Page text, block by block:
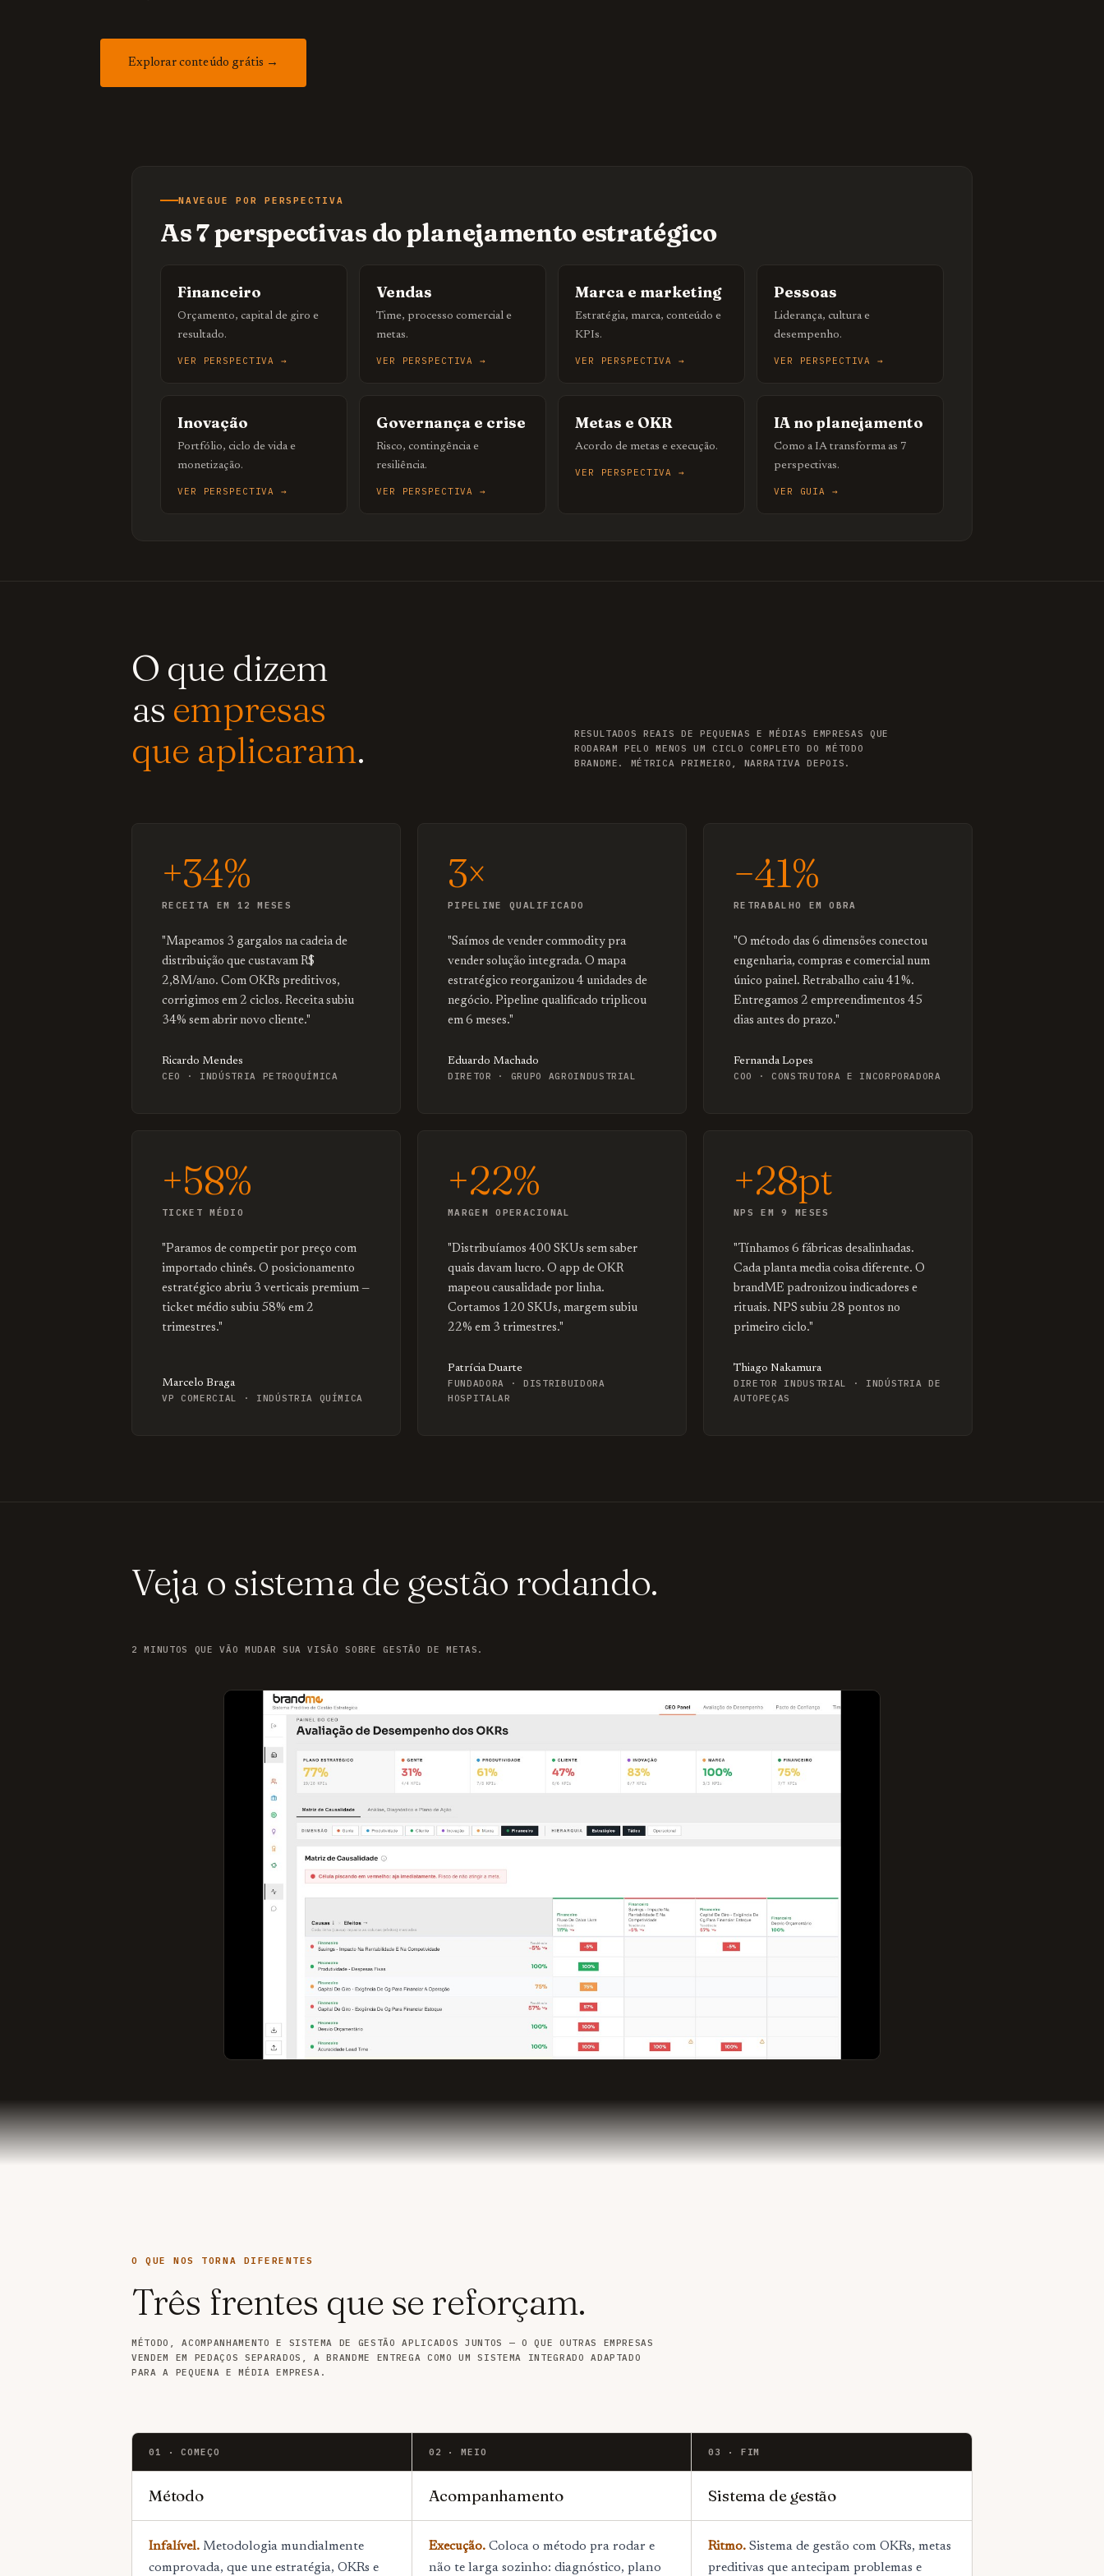
Explorar conteúdo grátis →
NAVEGUE POR PERSPECTIVA
As 7 perspectivas do planejamento estratégico
Financeiro
Orçamento, capital de giro e
resultado.
VER PERSPECTIVA →
Vendas
Time, processo comercial e
metas.
VER PERSPECTIVA →
Marca e marketing
Estratégia, marca, conteúdo e
KPIs.
VER PERSPECTIVA →
Pessoas
Liderança, cultura e
desempenho.
VER PERSPECTIVA →
Inovação
Portfólio, ciclo de vida e
monetização.
VER PERSPECTIVA →
Governança e crise
Risco, contingência e
resiliência.
VER PERSPECTIVA →
Metas e OKR
Acordo de metas e execução.
VER PERSPECTIVA →
IA no planejamento
Como a IA transforma as 7
perspectivas.
VER GUIA →
O que dizem
as empresas
que aplicaram.
RESULTADOS REAIS DE PEQUENAS E MÉDIAS EMPRESAS QUE
RODARAM PELO MENOS UM CICLO COMPLETO DO MÉTODO
BRANDME. MÉTRICA PRIMEIRO, NARRATIVA DEPOIS.
+34%
RECEITA EM 12 MESES
"Mapeamos 3 gargalos na cadeia de
distribuição que custavam R$
2,8M/ano. Com OKRs preditivos,
corrigimos em 2 ciclos. Receita subiu
34% sem abrir novo cliente."
Ricardo Mendes
CEO · INDÚSTRIA PETROQUÍMICA
3×
PIPELINE QUALIFICADO
"Saímos de vender commodity pra
vender solução integrada. O mapa
estratégico reorganizou 4 unidades de
negócio. Pipeline qualificado triplicou
em 6 meses."
Eduardo Machado
DIRETOR · GRUPO AGROINDUSTRIAL
−41%
RETRABALHO EM OBRA
"O método das 6 dimensões conectou
engenharia, compras e comercial num
único painel. Retrabalho caiu 41%.
Entregamos 2 empreendimentos 45
dias antes do prazo."
Fernanda Lopes
COO · CONSTRUTORA E INCORPORADORA
+58%
TICKET MÉDIO
"Paramos de competir por preço com
importado chinês. O posicionamento
estratégico abriu 3 verticais premium —
ticket médio subiu 58% em 2
trimestres."
Marcelo Braga
VP COMERCIAL · INDÚSTRIA QUÍMICA
+22%
MARGEM OPERACIONAL
"Distribuíamos 400 SKUs sem saber
quais davam lucro. O app de OKR
mapeou causalidade por linha.
Cortamos 120 SKUs, margem subiu
22% em 3 trimestres."
Patrícia Duarte
FUNDADORA · DISTRIBUIDORA
HOSPITALAR
+28pt
NPS EM 9 MESES
"Tínhamos 6 fábricas desalinhadas.
Cada planta media coisa diferente. O
brandME padronizou indicadores e
rituais. NPS subiu 28 pontos no
primeiro ciclo."
Thiago Nakamura
DIRETOR INDUSTRIAL · INDÚSTRIA DE
AUTOPEÇAS
Veja o sistema de gestão rodando.
2 MINUTOS QUE VÃO MUDAR SUA VISÃO SOBRE GESTÃO DE METAS.
O QUE NOS TORNA DIFERENTES
Três frentes que se reforçam.
MÉTODO, ACOMPANHAMENTO E SISTEMA DE GESTÃO APLICADOS JUNTOS — O QUE OUTRAS EMPRESAS
VENDEM EM PEDAÇOS SEPARADOS, A BRANDME ENTREGA COMO UM SISTEMA INTEGRADO ADAPTADO
PARA A PEQUENA E MÉDIA EMPRESA.
01 · COMEÇO
Método
Infalível. Metodologia mundialmente
comprovada, que une estratégia, OKRs e
02 · MEIO
Acompanhamento
Execução.Coloca o método pra rodar e
não te larga sozinho: diagnóstico, plano
03 · FIM
Sistema de gestão
Ritmo. Sistema de gestão com OKRs, metas
preditivas que antecipam problemas e